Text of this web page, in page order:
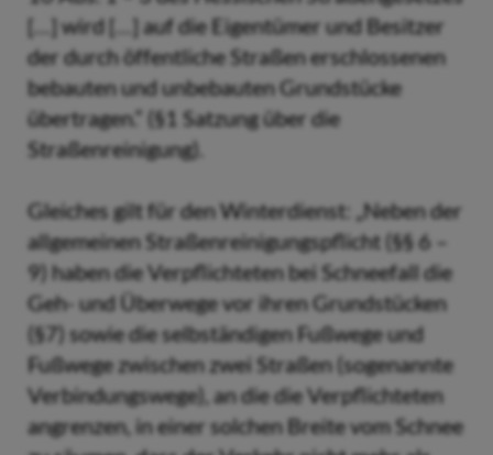
[…] wird […] auf die Eigentümer und Besitzer
der durch öffentliche Straßen erschlossenen
bebauten und unbebauten Grundstücke
übertragen.“ (§1 Satzung über die
Straßenreinigung).
Gleiches gilt für den Winterdienst: „Neben der
allgemeinen Straßenreinigungspflicht (§§ 6 –
9) haben die Verpflichteten bei Schneefall die
Geh- und Überwege vor ihren Grundstücken
(§7) sowie die selbständigen Fußwege und
Fußwege zwischen zwei Straßen (sogenannte
Verbindungswege), an die die Verpflichteten
angrenzen, in einer solchen Breite vom Schnee